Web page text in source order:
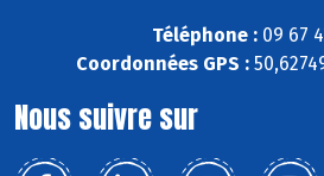
Téléphone : 09 67
Coordonnées GPS :
Nous suivre sur